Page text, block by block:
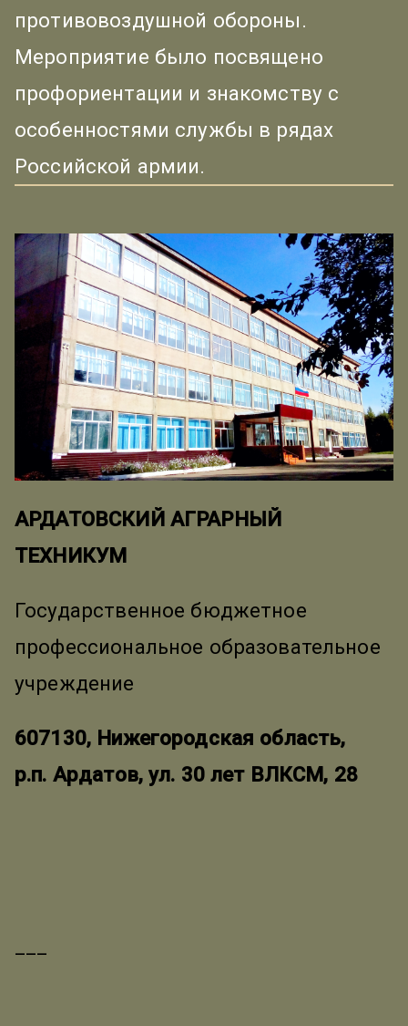
противовоздушной обороны.
Мероприятие было посвящено
профориентации и знакомству с
особенностями службы в рядах
Российской армии.
АРДАТОВСКИЙ АГРАРНЫЙ
ТЕХНИКУМ
Государственное бюджетное
профессиональное образовательное
учреждение
607130, Нижегородская область,
р.п. Ардатов, ул. 30 лет ВЛКСМ, 28